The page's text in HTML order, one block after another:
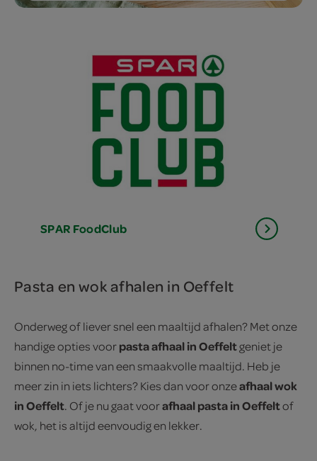
SPAR FoodClub
Pasta en wok afhalen in Oeffelt
Onderweg of liever snel een maaltijd afhalen? Met onze
handige opties voorpasta afhaal in Oeffeltgeniet je
binnen no-time van een smaakvolle maaltijd. Heb je
meer zin in iets lichters? Kies dan voor onzeafhaal wok
in Oeffelt. Of je nu gaat voorafhaal pasta in Oeffeltof
wok, het is altijd eenvoudig en lekker.